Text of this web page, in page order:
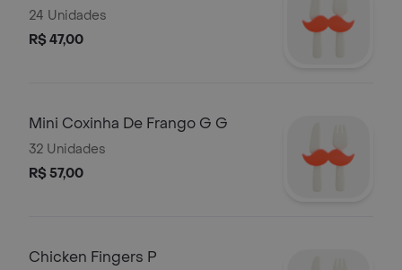
24 Unidades
R$ 47,00
Mini Coxinha De Frango G G
32 Unidades
R$ 57,00
Chicken Fingers P